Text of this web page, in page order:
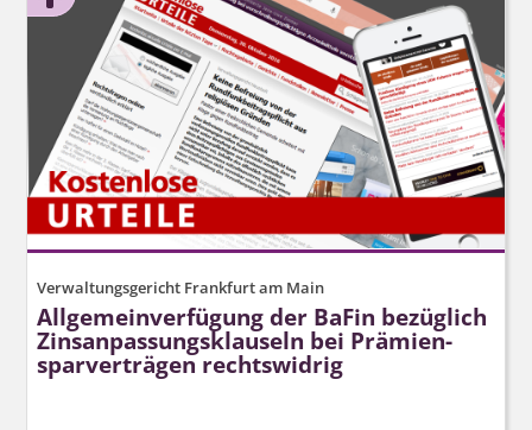
Verwaltungsgericht Frankfurt am Main
Allgemeinverfügung der BaFin bezüglich
Zins­anpassungs­klauseln bei Prämien­
spar­verträgen rechtswidrig